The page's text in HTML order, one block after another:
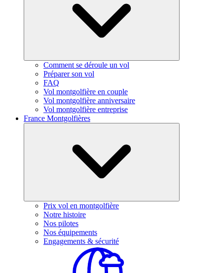
Comment se déroule un vol
Préparer son vol
FAQ
Vol montgolfière en couple
Vol montgolfière anniversaire
Vol montgolfière entreprise
France Montgolfières
Prix vol en montgolfière
Notre histoire
Nos pilotes
Nos équipements
Engagements & sécurité